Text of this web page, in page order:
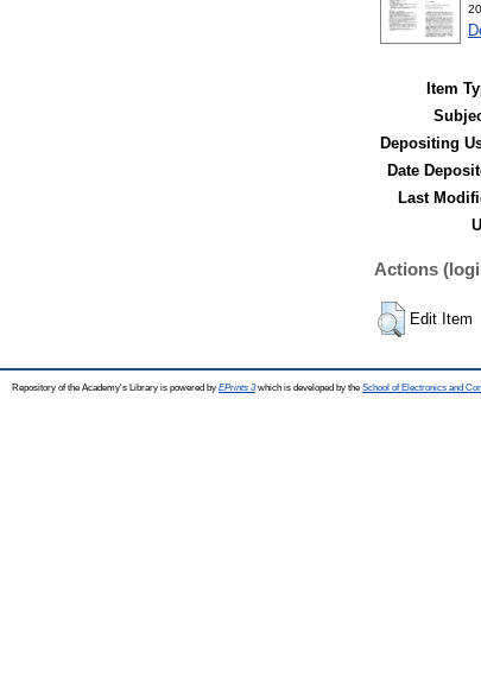
Item
Depositing
Date
Last
Actions
Edit Item
Repository of the Academy's Library is powered by EPrints 3which is developed by the School of Electronics and